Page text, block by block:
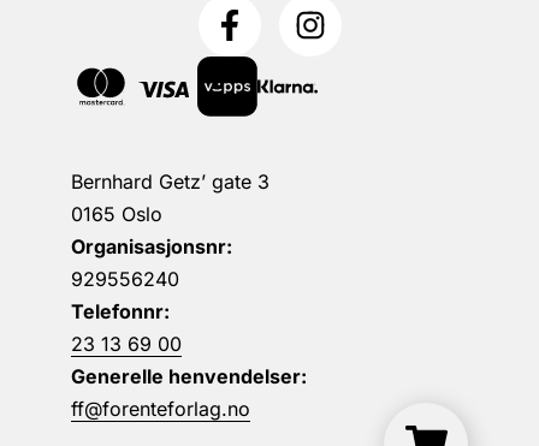
Bernhard Getz’ gate 3
0165 Oslo
Organisasjonsnr:
929556240
Telefonnr:
23 13 69 00
Generelle henvendelser:
ff@forenteforlag.no